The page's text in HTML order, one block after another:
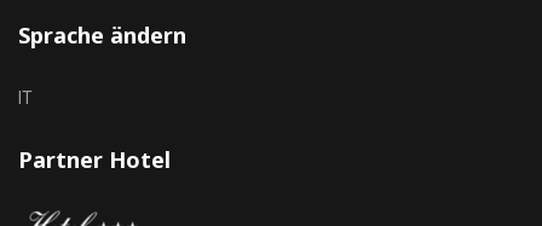
Sprache ändern
Sprache auswählen
IT
Partner Hotel